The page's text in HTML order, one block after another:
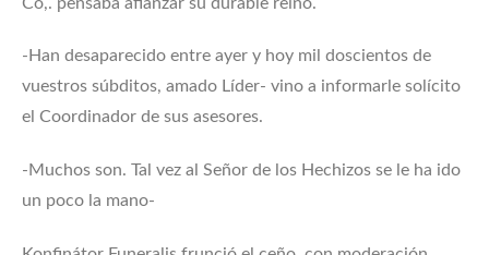
-Han desaparecido entre ayer y hoy mil doscientos de
vuestros súbditos, amado Líder- vino a informarle solícito
el Coordinador de sus asesores.
-Muchos son. Tal vez al Señor de los Hechizos se le ha ido
un poco la mano-